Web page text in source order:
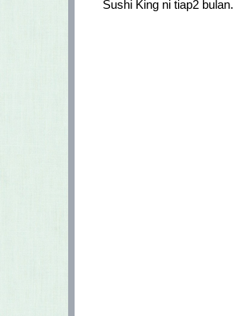
Sushi King ni tiap2 bulan.